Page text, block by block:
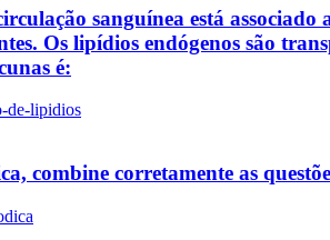
sanguínea está
Os lipídios endógenos são
é:
de-lipidios
combine corretamente as